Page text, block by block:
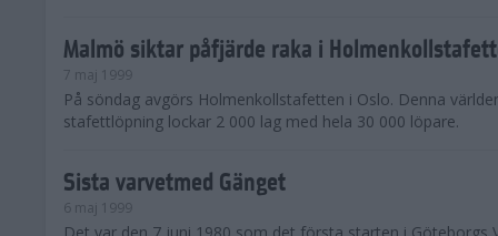
Malmö siktar påfjärde raka i
7 maj 1999
På söndag avgörs Holmenkollstafetten i Oslo. Denna
stafettlöpning lockar 2 000 lag med hela 30 000 löpare.
Sista varvetmed Gänget
6 maj 1999